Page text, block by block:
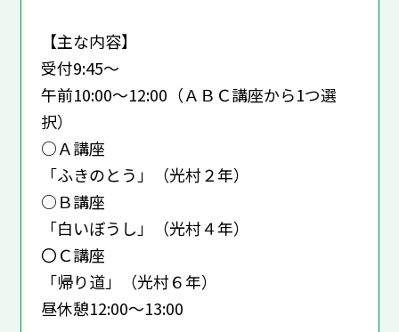
【主な内容】
受付9:45～
午前10:00～12:00（ＡＢＣ講座から1つ選
択）
○Ａ講座
「ふきのとう」（光村２年）
○Ｂ講座
「白いぼうし」（光村４年）
〇Ｃ講座
「帰り道」（光村６年）
昼休憩12:00～13:00